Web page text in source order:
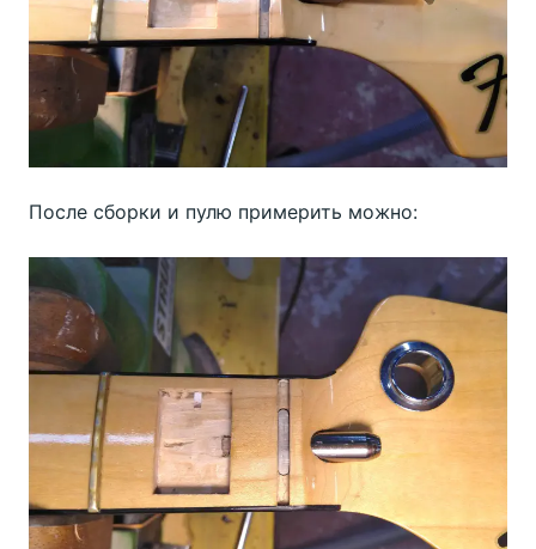
После сборки и пулю примерить можно: